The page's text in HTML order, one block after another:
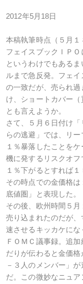
2012年5月18日
本稿執筆時点（５月
フェイスブックＩＰ
というわけでもある
ルまで急反発。フェ
の一致だが、売られ
け、ショートカバー
とも言えようか。
さて、５月６日付け
らの逃避」では、リ
１％暴落したことを
機に発するリスクオ
１％下がるとすれば１
その時点での金価格
底値圏」と表現した。
その後、欧州時間５
売り込まれたのだが
速させるキッカケに
ＦＯＭＣ議事録。追
だりが伝わると金価
－３人のメンバー」
だ。この微妙なニュ